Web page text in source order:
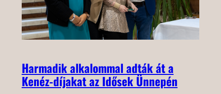
Harmadik alkalommal adták át a
Kenéz-díjakat az Idősek Ünnepén